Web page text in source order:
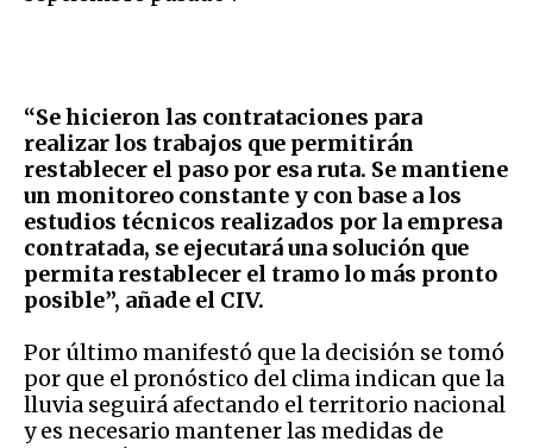
“Se hicieron las contrataciones para
realizar los trabajos que permitirán
restablecer el paso por esa ruta. Se mantiene
un monitoreo constante y con base a los
estudios técnicos realizados por la empresa
contratada, se ejecutará una solución que
permita restablecer el tramo lo más pronto
posible”, añade el CIV.
Por último manifestó que la decisión se tomó
por que el pronóstico del clima indican que la
lluvia seguirá afectando el territorio nacional
y es necesario mantener las medidas de